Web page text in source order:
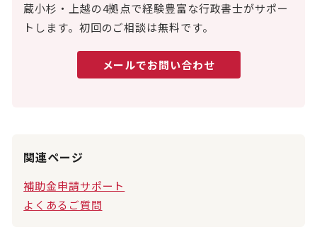
蔵小杉・上越の4拠点で経験豊富な行政書士がサポー
トします。初回のご相談は無料です。
メールでお問い合わせ
関連ページ
補助金申請サポート
よくあるご質問